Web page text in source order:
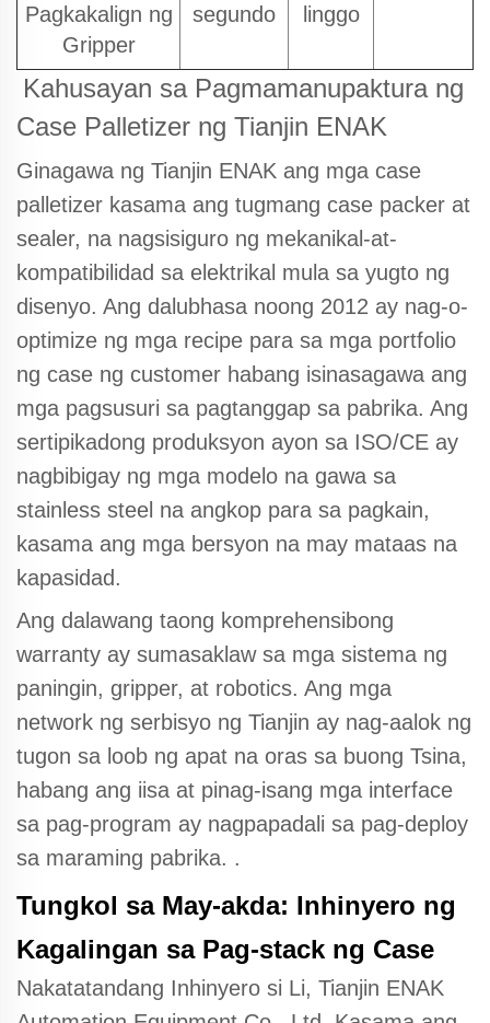
Pagkakalign ng
Gripper
segundo
linggo
Kahusayan sa Pagmamanupaktura ng
Case Palletizer ng Tianjin ENAK
Ginagawa ng Tianjin ENAK ang mga case
palletizer kasama ang tugmang case packer at
sealer, na nagsisiguro ng mekanikal-at-
kompatibilidad sa elektrikal mula sa yugto ng
disenyo. Ang dalubhasa noong 2012 ay nag-o-
optimize ng mga recipe para sa mga portfolio
ng case ng customer habang isinasagawa ang
mga pagsusuri sa pagtanggap sa pabrika. Ang
sertipikadong produksyon ayon sa ISO/CE ay
nagbibigay ng mga modelo na gawa sa
stainless steel na angkop para sa pagkain,
kasama ang mga bersyon na may mataas na
kapasidad.
Ang dalawang taong komprehensibong
warranty ay sumasaklaw sa mga sistema ng
paningin, gripper, at robotics. Ang mga
network ng serbisyo ng Tianjin ay nag-aalok ng
tugon sa loob ng apat na oras sa buong Tsina,
habang ang iisa at pinag-isang mga interface
sa pag-program ay nagpapadali sa pag-deploy
sa maraming pabrika. .
Tungkol sa May-akda: Inhinyero ng
Kagalingan sa Pag-stack ng Case
Nakatatandang Inhinyero si Li, Tianjin ENAK